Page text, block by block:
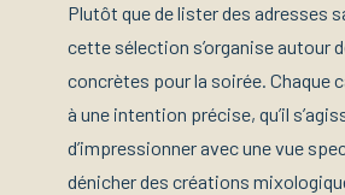
Plutôt que de lister des adresses
cette sélection s’organise autour
concrètes pour la soirée. Chaque
à une intention précise, qu’il
d’impressionner avec une vue
dénicher des créations